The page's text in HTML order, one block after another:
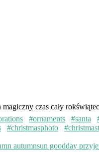
czas cały
#ornaments #santa
#christmasphoto